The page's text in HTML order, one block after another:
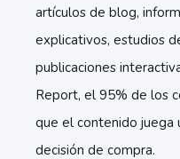
artículos de blog,
explicativos, estudios
publicaciones
Report, el 95% de los
que el contenido juega
decisión de compra.